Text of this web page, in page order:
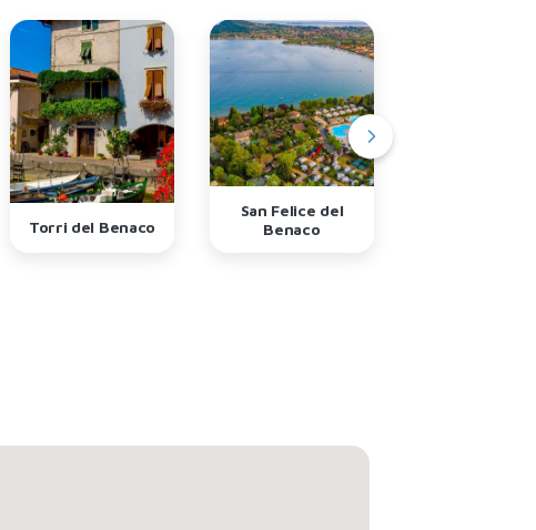
Torri del Benaco
San Felice del
Benaco